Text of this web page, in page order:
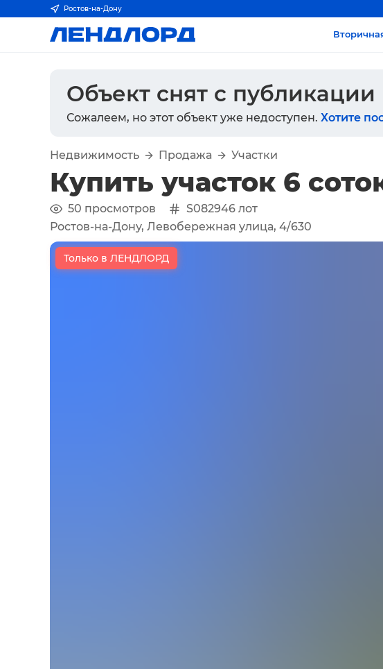
Ростов-на-Дону
Объект снят с публикации
Сожалеем, но этот объект уже недоступен. Хотите
Недвижимость Продажа Участки
Купить участок 6
50 просмотров S082946 лот
Ростов-на-Дону, Левобережная улица, 4/630
Только в ЛЕНДЛОРД